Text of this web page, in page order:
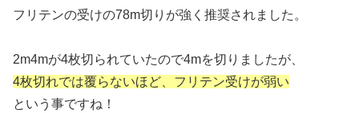
フリテンの受けの78m切りが強く推奨されました。
2m4mが4枚切られていたので4mを切りましたが、
4枚切れでは覆らないほど、フリテン受けが弱い
という事ですね！